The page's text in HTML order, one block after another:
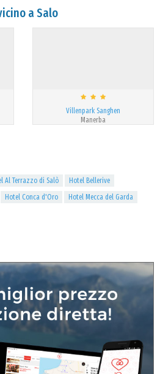
a Salo
Villenpark Sanghen
Manerba
Al Terrazzo di Salò
Hotel Bellerive
Hotel Conca d'Oro
Hotel Mecca del Garda